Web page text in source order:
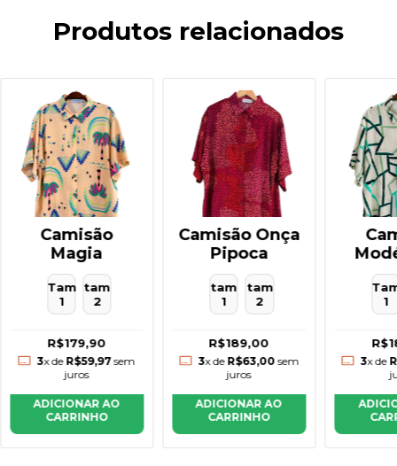
Produtos relacionados
Camisão
Magia
Tam
1
tam
2
R$179,90
3x de R$59,97sem
juros
ADICIONAR AO
CARRINHO
Camisão Onça
Pipoca
tam
1
tam
2
R$189,00
3x de R$63,00sem
juros
ADICIONAR AO
CARRINHO
1
3x de